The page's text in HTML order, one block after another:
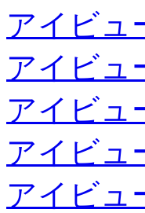
アイビュ
アイビュ
アイビュ
アイビュ
アイビュ